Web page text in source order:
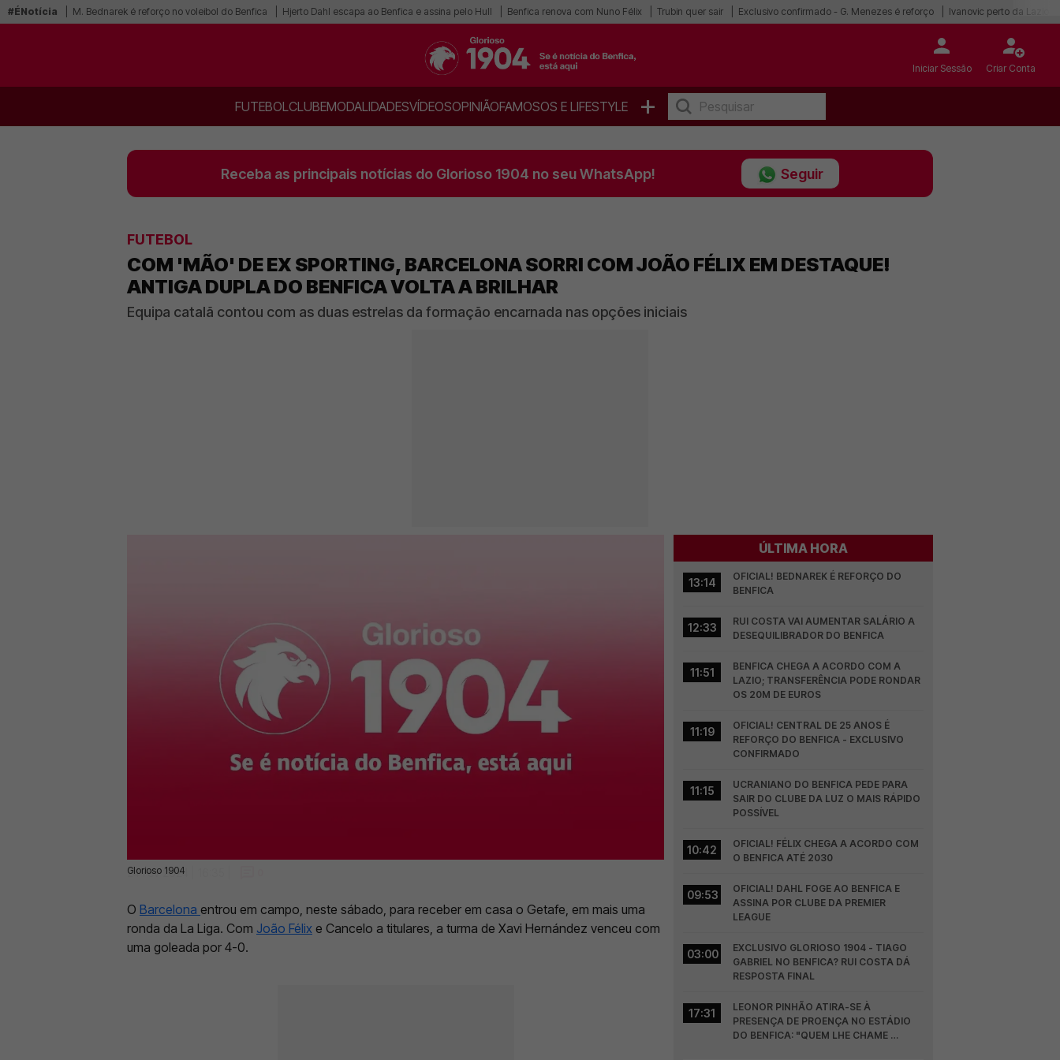
#ÉNotícia M. Bednarek é reforço no voleibol do Benfica Hjerto Dahl escapa ao Benfica e assina pelo Hull Benfica renova com Nuno Félix Trubin quer sair Exclusivo confirmado - G. Menezes é reforço Ivanovic perto da Lazio
Iniciar Sessão Criar Conta
FUTEBOLCLUBEMODALIDADESVÍDEOSOPINIÃOFAMOSOS E LIFESTYLE +
Receba as principais notícias do Glorioso 1904 no seu WhatsApp! Seguir
FUTEBOL
COM 'MÃO' DE EX SPORTING, BARCELONA SORRI COM JOÃO FÉLIX EM DESTAQUE!
ANTIGA DUPLA DO BENFICA VOLTA A BRILHAR
Equipa catalã contou com as duas estrelas da formação encarnada nas opções iniciais
Glorioso 1904
24 Fev 2024 | 16:35 |
O Barcelona entrou em campo, neste sábado, para receber em casa o Getafe, em mais uma
ronda da La Liga. Com João Félix e Cancelo a titulares, a turma de Xavi Hernández venceu com
uma goleada por 4-0.
ÚLTIMA HORA
13:14
OFICIAL! BEDNAREK É REFORÇO DO
BENFICA
12:33
RUI COSTA VAI AUMENTAR SALÁRIO A
DESEQUILIBRADOR DO BENFICA
11:51
BENFICA CHEGA A ACORDO COM A
LAZIO; TRANSFERÊNCIA PODE RONDAR
OS 20M DE EUROS
11:19
OFICIAL! CENTRAL DE 25 ANOS É
REFORÇO DO BENFICA - EXCLUSIVO
CONFIRMADO
11:15
UCRANIANO DO BENFICA PEDE PARA
SAIR DO CLUBE DA LUZ O MAIS RÁPIDO
POSSÍVEL
10:42
OFICIAL! FÉLIX CHEGA A ACORDO COM
O BENFICA ATÉ 2030
09:53
OFICIAL! DAHL FOGE AO BENFICA E
ASSINA POR CLUBE DA PREMIER
LEAGUE
03:00
EXCLUSIVO GLORIOSO 1904 - TIAGO
GABRIEL NO BENFICA? RUI COSTA DÁ
RESPOSTA FINAL
17:31
LEONOR PINHÃO ATIRA-SE À
PRESENÇA DE PROENÇA NO ESTÁDIO
DO BENFICA: "QUEM LHE CHAME